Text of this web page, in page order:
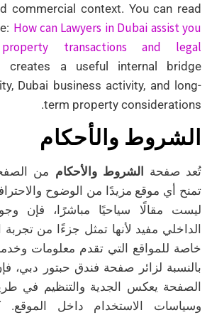
commercial context. You can read
How can Lawyers in Dubai assist you
transactions and legal
creates a useful internal bridge
Dubai business activity, and long-
term property considerations.
الشروط والأحكام
تُعد صفحة الشروط والأحكام من
تمنح أي موقع مزيدًا من الوضوح
ليست مقالًا سياحيًا مباشرًا، فإن
الداخلي مفيد لأنها تمثل جزءًا من
خاصة للمواقع التي تقدم معلومات
بالنسبة لزائر صفحة فندق حبتور دبي،
الصفحة يعكس الجدية والتنظيم في
وسياسات الاستخدام داخل